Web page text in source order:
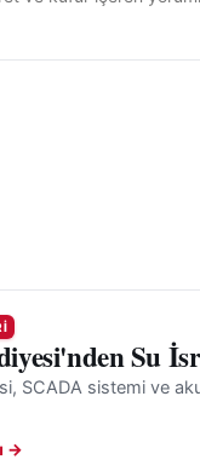
Su
SCADA sistemi ve
→